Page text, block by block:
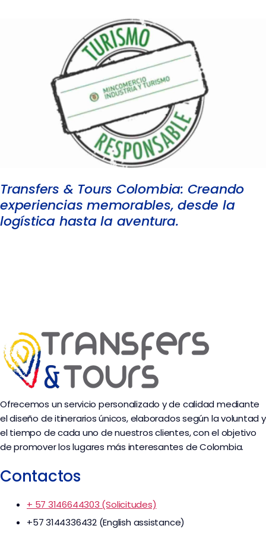
Transfers & Tours Colombia: Creando
experiencias memorables, desde la
logística hasta la aventura.
Ofrecemos un servicio personalizado y de calidad mediante
el diseño de itinerarios únicos, elaborados según la voluntad y
el tiempo de cada uno de nuestros clientes, con el objetivo
de promover los lugares más interesantes de Colombia.
Contactos
+ 57 3146644303 (Solicitudes)
+57 3144336432 (English assistance)